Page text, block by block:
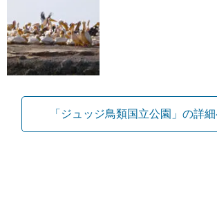
「ジュッジ鳥類国立公園」の詳